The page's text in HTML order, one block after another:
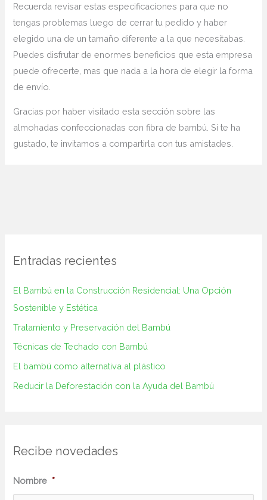
Recuerda revisar estas especificaciones para que no
tengas problemas luego de cerrar tu pedido y haber
elegido una de un tamaño diferente a la que necesitabas.
Puedes disfrutar de enormes beneficios que esta empresa
puede ofrecerte, mas que nada a la hora de elegir la forma
de envío.
Gracias por haber visitado esta sección sobre las
almohadas confeccionadas con fibra de bambú. Si te ha
gustado, te invitamos a compartirla con tus amistades.
Entradas recientes
El Bambú en la Construcción‌ Residencial: Una Opción
Sostenible y ⁢Estética
Tratamiento y Preservación del Bambú
Técnicas de Techado con Bambú
El bambú como alternativa al plástico
Reducir la Deforestación con la Ayuda del Bambú
Recibe novedades
Nombre *
o